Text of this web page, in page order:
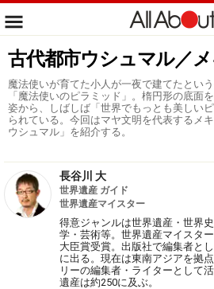
古代都市ウシュマル／
魔法使いが育てた小人が一夜で建てたとい
「魔法使いのピラミッド」。楕円形の底面
姿から、しばしば「世界でもっとも美しい
られている。今回はマヤ文明を代表するメ
ウシュマル」を紹介する。
長谷川 大
世界遺産 ガイド
世界遺産マイスター
得意ジャンルは世界遺産・世界
学・芸術等。世界遺産マイスタ
大臣賞受賞。出版社で編集者と
に出る。現在は東南アジアを拠
リーの編集者・ライターとして
遺産は約250に及ぶ。